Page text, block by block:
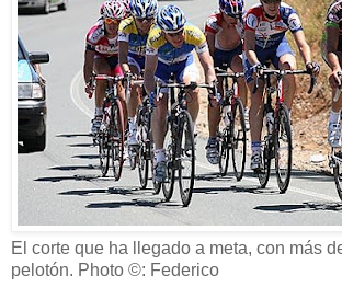
El corte que ha llegado a meta, con más
pelotón. Photo ©: Federico